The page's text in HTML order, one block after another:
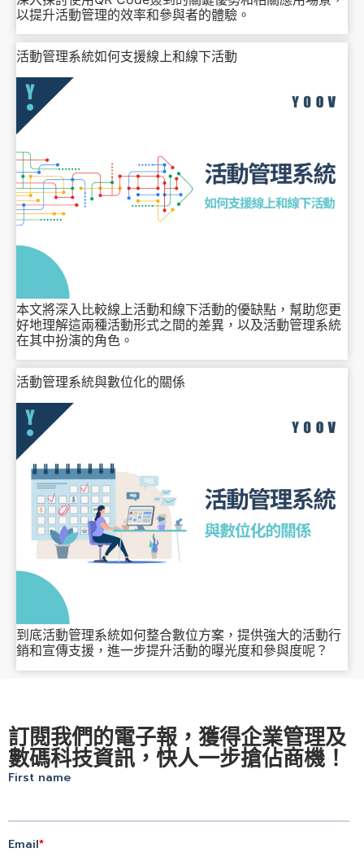
以提升活動管理的效率和參與者的體驗。
活動管理系統如何支援線上和線下活動
本文將深入比較線上活動和線下活動的優缺點，幫助您更
好地理解這兩種活動形式之間的差異，以及活動管理系統
在其中扮演的角色。
活動管理系統與數位化的關係
到底活動管理系統如何整合數位方案，提供強大的活動行
銷和宣傳支援，進一步提升活動的曝光度和參與度呢？
訂閱我們的電子報，獲得企業管理及
數碼科技資訊，快人一步搶佔商機！